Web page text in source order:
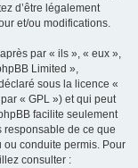
d’être légalement
et/ou modifications.
par « ils », « eux »,
Limited »,
sous la licence «
« GPL ») et qui peut
facilite seulement
responsable de ce que
ou conduite permis. Pour
consulter :